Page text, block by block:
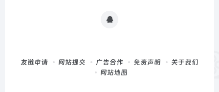
友链申请 网站提交 广告合作 免责声明
关于我们
网站地图